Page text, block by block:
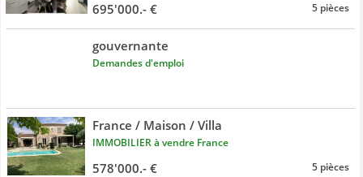
695'000.- € 5 pièces
gouvernante
Demandes d'emploi
France / Maison / Villa
IMMOBILIER à vendre France
578'000.- € 5 pièces